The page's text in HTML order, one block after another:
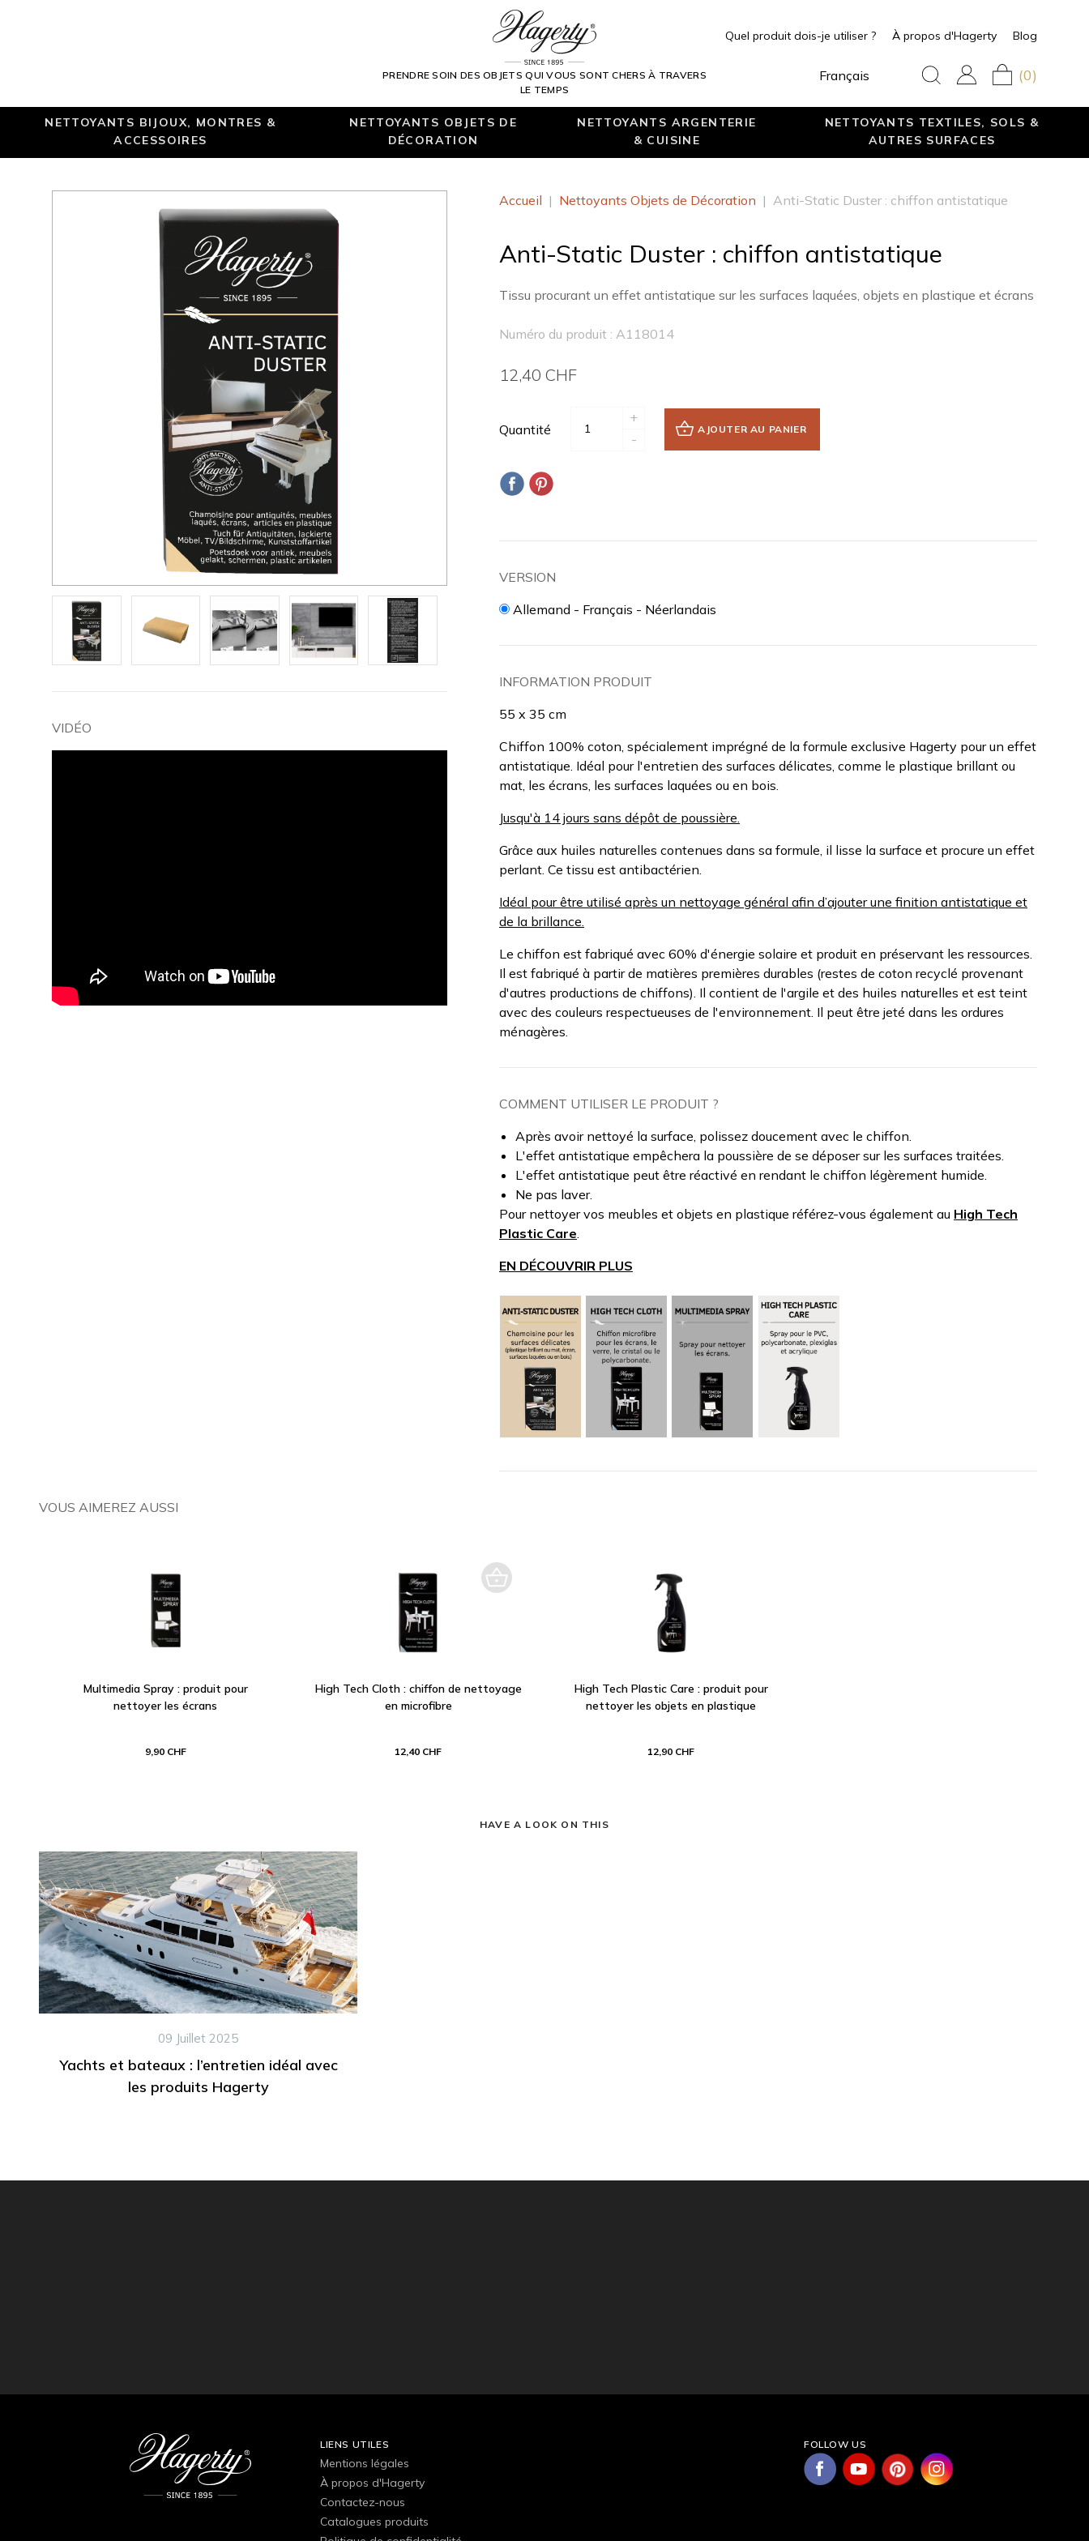
PRENDRE SOIN DES OBJETS QUI VOUS SONT CHERS À TRAVERS
LE TEMPS
Quel produit dois-je utiliser ? À propos d'Hagerty Blog
Français (0)
NETTOYANTS BIJOUX, MONTRES &
ACCESSOIRES
NETTOYANTS OBJETS DE
DÉCORATION
NETTOYANTS ARGENTERIE
& CUISINE
NETTOYANTS TEXTILES, SOLS &
AUTRES SURFACES
VIDÉO
Accueil | Nettoyants Objets de Décoration | Anti-Static Duster : chiffon antistatique
Anti-Static Duster : chiffon antistatique
Tissu procurant un effet antistatique sur les surfaces laquées, objets en plastique et écrans
Numéro du produit : A118014
12,40 CHF
Quantité
+
-
AJOUTER AU PANIER
VERSION
Allemand - Français - Néerlandais
INFORMATION PRODUIT
55 x 35 cm
Chiffon 100% coton, spécialement imprégné de la formule exclusive Hagerty pour un effet
antistatique. Idéal pour l'entretien des surfaces délicates, comme le plastique brillant ou
mat, les écrans, les surfaces laquées ou en bois.
Jusqu'à 14 jours sans dépôt de poussière.
Grâce aux huiles naturelles contenues dans sa formule, il lisse la surface et procure un effet
perlant. Ce tissu est antibactérien.
Idéal pour être utilisé après un nettoyage général afin d’ajouter une finition antistatique et
de la brillance.
Le chiffon est fabriqué avec 60% d'énergie solaire et produit en préservant les ressources.
Il est fabriqué à partir de matières premières durables (restes de coton recyclé provenant
d'autres productions de chiffons). Il contient de l'argile et des huiles naturelles et est teint
avec des couleurs respectueuses de l'environnement. Il peut être jeté dans les ordures
ménagères.
COMMENT UTILISER LE PRODUIT ?
Après avoir nettoyé la surface, polissez doucement avec le chiffon.
L'effet antistatique empêchera la poussière de se déposer sur les surfaces traitées.
L'effet antistatique peut être réactivé en rendant le chiffon légèrement humide.
Ne pas laver.
Pour nettoyer vos meubles et objets en plastique référez-vous également au High Tech
Plastic Care.
EN DÉCOUVRIR PLUS
VOUS AIMEREZ AUSSI
Multimedia Spray : produit pour
nettoyer les écrans
9,90 CHF
High Tech Cloth : chiffon de nettoyage
en microfibre
12,40 CHF
High Tech Plastic Care : produit pour
nettoyer les objets en plastique
12,90 CHF
HAVE A LOOK ON THIS
09 Juillet 2025
Yachts et bateaux : l’entretien idéal avec
les produits Hagerty
LIENS UTILES
Mentions légales
À propos d'Hagerty
Contactez-nous
Catalogues produits
FOLLOW US